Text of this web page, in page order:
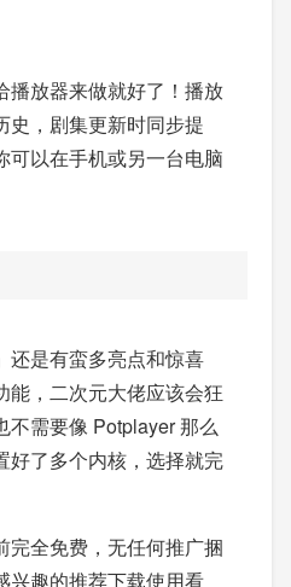
播放器来做就好了！播放
史，剧集更新时同步提
可以在手机或另一台电脑
还是有蛮多亮点和惊喜
能，二次元大佬应该会狂
不需要像 Potplayer 那么
好了多个内核，选择就完
完全免费，无任何推广捆
兴趣的推荐下载使用看